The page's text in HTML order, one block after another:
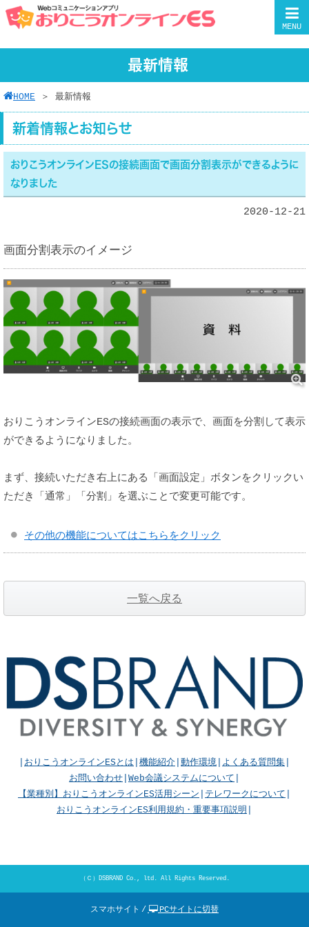
MENU
最新情報
HOME ＞ 最新情報
新着情報とお知らせ
おりこうオンラインESの接続画面で画面分割表示ができるように
なりました
2020-12-21
画面分割表示のイメージ
おりこうオンラインESの接続画面の表示で、画面を分割して表示
ができるようになりました。
まず、接続いただき右上にある「画面設定」ボタンをクリックい
ただき「通常」「分割」を選ぶことで変更可能です。
その他の機能についてはこちらをクリック
一覧へ戻る
おりこうオンラインESとは 機能紹介 動作環境 よくある質問集
お問い合わせ Web会議システムについて
【業種別】おりこうオンラインES活用シーン
テレワークについて
おりこうオンラインES利用規約・重要事項説明
（Ｃ） DSBRAND Co., ltd. All Rights Reserved.
スマホサイト / PCサイトに切替